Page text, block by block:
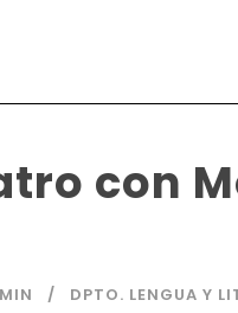
con
DPTO. LENGUA Y